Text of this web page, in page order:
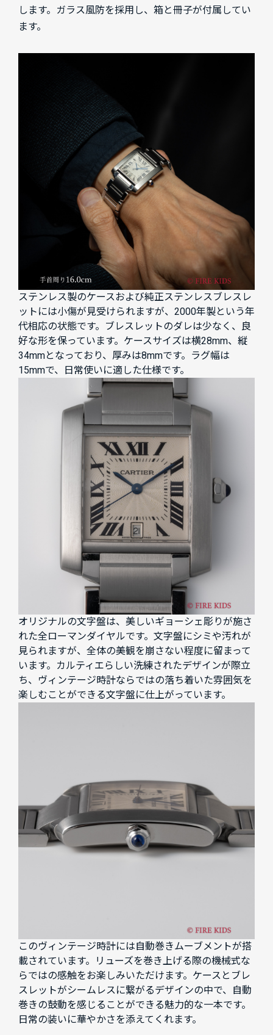
します。ガラス風防を採用し、箱と冊子が付属してい
ます。
ステンレス製のケースおよび純正ステンレスブレスレ
ットには小傷が見受けられますが、2000年製という年
代相応の状態です。ブレスレットのダレは少なく、良
好な形を保っています。ケースサイズは横28mm、縦
34mmとなっており、厚みは8mmです。ラグ幅は
15mmで、日常使いに適した仕様です。
オリジナルの文字盤は、美しいギョーシェ彫りが施さ
れた全ローマンダイヤルです。文字盤にシミや汚れが
見られますが、全体の美観を崩さない程度に留まって
います。カルティエらしい洗練されたデザインが際立
ち、ヴィンテージ時計ならではの落ち着いた雰囲気を
楽しむことができる文字盤に仕上がっています。
このヴィンテージ時計には自動巻きムーブメントが搭
載されています。リューズを巻き上げる際の機械式な
らではの感触をお楽しみいただけます。ケースとブレ
スレットがシームレスに繋がるデザインの中で、自動
巻きの鼓動を感じることができる魅力的な一本です。
日常の装いに華やかさを添えてくれます。